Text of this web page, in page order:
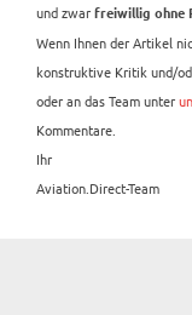
und zwar freiwillig ohne
Wenn Ihnen der Artikel
konstruktive Kritik und/
oder an das Team unter
Kommentare.
Ihr
Aviation.Direct-Team